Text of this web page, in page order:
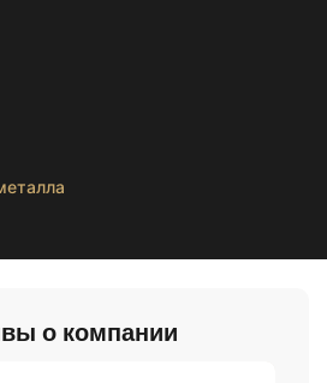
о компании